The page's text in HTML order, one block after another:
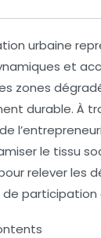
urbaine
et
zones
durable. À
l’
le tissu
relever les
de participation